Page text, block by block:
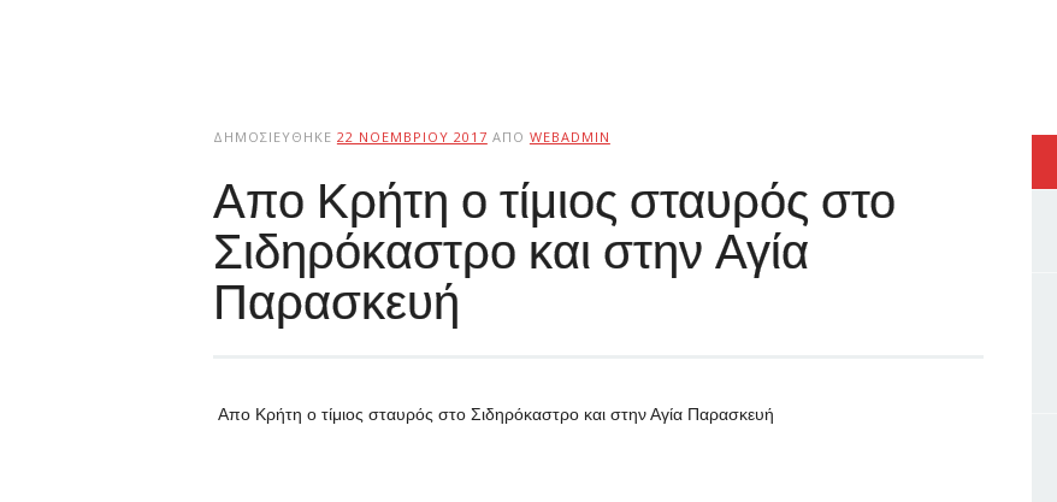
ΔΗΜΟΣΙΕΎΘΗΚΕ 22 ΝΟΕΜΒΡΊΟΥ 2017 ΑΠΌ WEBADMIN
Απο Κρήτη ο τίμιος σταυρός στο
Σιδηρόκαστρο και στην Αγία
Παρασκευή
Απο Κρήτη ο τίμιος σταυρός στο Σιδηρόκαστρο και στην Αγία Παρασκευή